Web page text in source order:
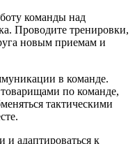
команды над
Проводите тренировки,
новым приемам и
в команде.
по команде,
тактическими
адаптироваться к